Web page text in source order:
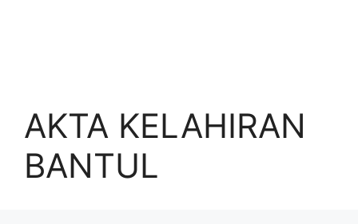
AKTA KELAHIRAN
BANTUL